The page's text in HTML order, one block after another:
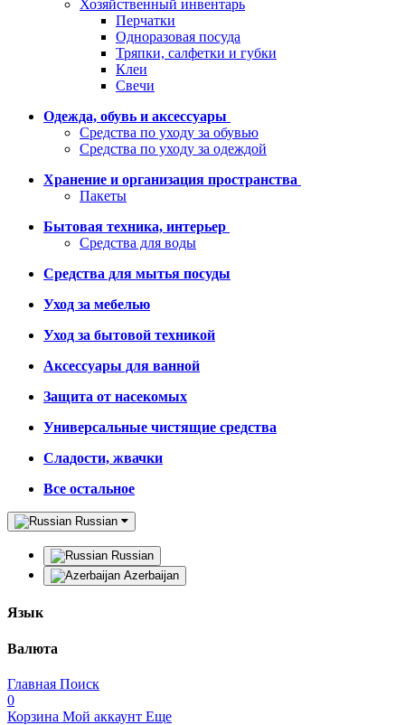
Хозяйственный инвентарь
Перчатки
Одноразовая посуда
Тряпки, салфетки и губки
Клеи
Свечи
Одежда, обувь и аксессуары
Средства по уходу за обувью
Средства по уходу за одеждой
Хранение и организация пространства
Пакеты
Бытовая техника, интерьер
Средства для воды
Средства для мытья посуды
Уход за мебелью
Уход за бытовой техникой
Аксессуары для ванной
Защита от насекомых
Универсальные чистящие средства
Сладости, жвачки
Все остальное
Russian
Russian
Azerbaijan
Язык
Валюта
Главная Поиск
0
Корзина Мой аккаунт Еще